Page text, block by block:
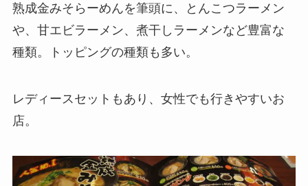
熟成金みそらーめんを筆頭に、とんこつラーメン
や、甘エビラーメン、煮干しラーメンなど豊富な
種類。トッピングの種類も多い。
レディースセットもあり、女性でも行きやすいお
店。